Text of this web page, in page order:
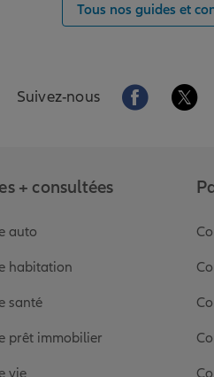
Tous nos guides et
Suivez-nous Aller sur la
+ consultées
auto
habitation
santé
prêt immobilier